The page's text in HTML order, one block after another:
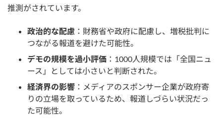
推測がされています。
政治的な配慮 ：財務省や政府に配慮し、増税批判に
つながる報道を避けた可能性。
デモの規模を過小評価 ：1000人規模では「全国ニュ
ース」としては小さいと判断された。
経済界の影響 ：メディアのスポンサー企業が政府寄
りの立場を取っているため、報道しづらい状況だっ
た可能性。